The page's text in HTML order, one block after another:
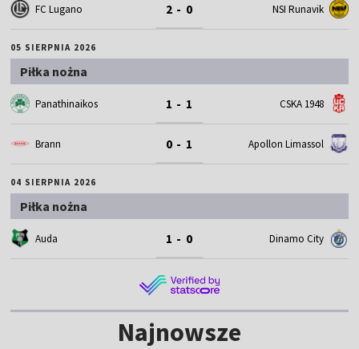
FC Lugano 2 - 0 NSI Runavik
05 SIERPNIA 2026
Piłka nożna
Panathinaikos 1 - 1 CSKA 1948
Brann 0 - 1 Apollon Limassol
04 SIERPNIA 2026
Piłka nożna
Auda 1 - 0 Dinamo City
Najnowsze